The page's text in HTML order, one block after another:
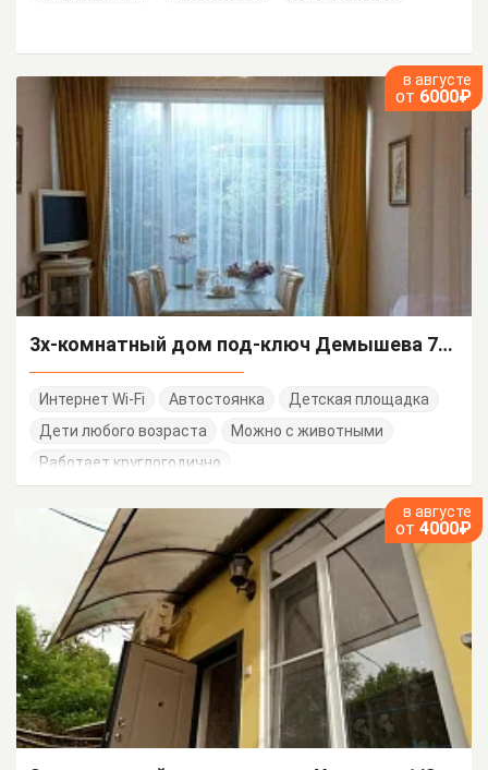
в августе
от 6000₽
3х-комнатный дом под-ключ Демышева 76/15
Интернет Wi-Fi Автостоянка
Детская площадка
Дети любого возраста
Можно с животными
Работает круглогодично
в августе
от 4000₽